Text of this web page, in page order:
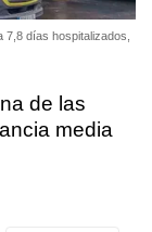
días hospitalizados,
de las
media